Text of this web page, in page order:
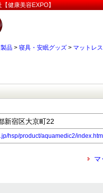
健康美容EXPO】
製品 > 寝具・安眠グッズ > マットレス
宿区大京町22
hsp/product/aquamedic2/index.htm
マ